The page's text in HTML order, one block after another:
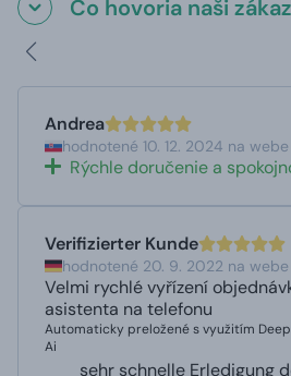
Čo hovoria naši
Andrea
hodnotené 10. 12. 2024 na
Rýchle doručenie a
Verifizierter Kunde
hodnotené 20. 9. 2022 na
Velmi rychlé vyřízení
asistenta na telefonu
Automaticky preložené s využitím
Ai
sehr schnelle Erledigung